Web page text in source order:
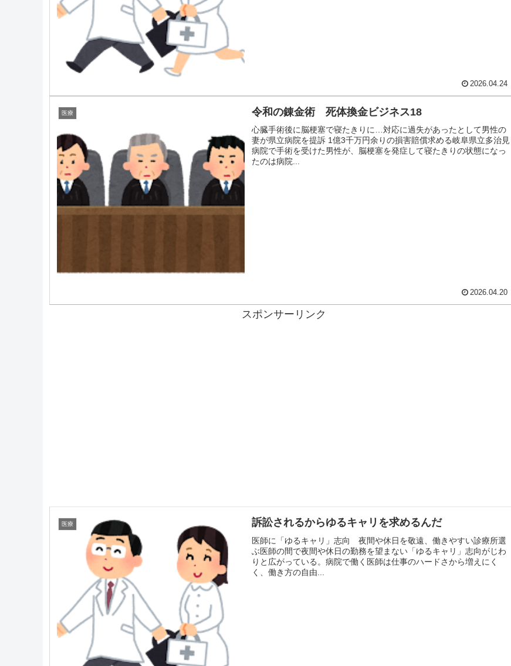
2026.04.24
医療 令和の錬金術 死体換金ビジネス18
心臓手術後に脳梗塞で寝たきりに…対応に過失があったとして男性の
妻が県立病院を提訴 1億3千万円余りの損害賠償求める岐阜県立多治見
病院で手術を受けた男性が、脳梗塞を発症して寝たきりの状態になっ
たのは病院...
2026.04.20
スポンサーリンク
医療 訴訟されるからゆるキャリを求めるんだ
医師に「ゆるキャリ」志向 夜間や休日を敬遠、働きやすい診療所選
ぶ医師の間で夜間や休日の勤務を望まない「ゆるキャリ」志向がじわ
りと広がっている。病院で働く医師は仕事のハードさから増えにく
く、働き方の自由...